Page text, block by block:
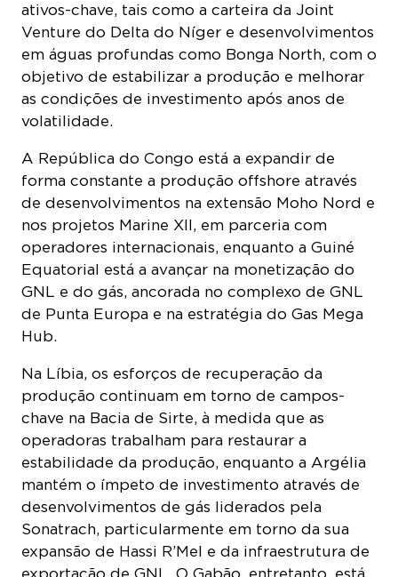
ativos-chave, tais como a carteira da Joint
Venture do Delta do Níger e desenvolvimentos
em águas profundas como Bonga North, com o
objetivo de estabilizar a produção e melhorar
as condições de investimento após anos de
volatilidade.
A República do Congo está a expandir de
forma constante a produção offshore através
de desenvolvimentos na extensão Moho Nord e
nos projetos Marine XII, em parceria com
operadores internacionais, enquanto a Guiné
Equatorial está a avançar na monetização do
GNL e do gás, ancorada no complexo de GNL
de Punta Europa e na estratégia do Gas Mega
Hub.
Na Líbia, os esforços de recuperação da
produção continuam em torno de campos-
chave na Bacia de Sirte, à medida que as
operadoras trabalham para restaurar a
estabilidade da produção, enquanto a Argélia
mantém o ímpeto de investimento através de
desenvolvimentos de gás liderados pela
Sonatrach, particularmente em torno da sua
expansão de Hassi R’Mel e da infraestrutura de